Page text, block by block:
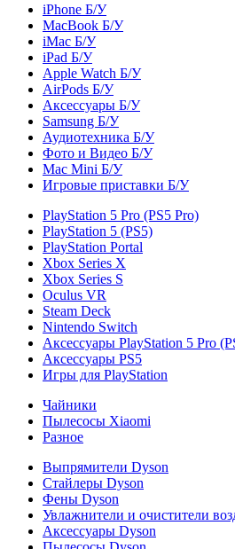
iPhone Б/У
MacBook Б/У
iMac Б/У
iPad Б/У
Apple Watch Б/У
AirPods Б/У
Аксессуары Б/У
Samsung Б/У
Аудиотехника Б/У
Фото и Видео Б/У
Mac Mini Б/У
Игровые приставки Б/У
PlayStation 5 Pro (PS5 Pro)
PlayStation 5 (PS5)
PlayStation Portal
Xbox Series X
Xbox Series S
Oculus VR
Steam Deck
Nintendo Switch
Аксессуары PlayStation 5 Pro
Аксессуары PS5
Игры для PlayStation
Чайники
Пылесосы Xiaomi
Разное
Выпрямители Dyson
Стайлеры Dyson
Фены Dyson
Увлажнители и очистители
Аксессуары Dyson